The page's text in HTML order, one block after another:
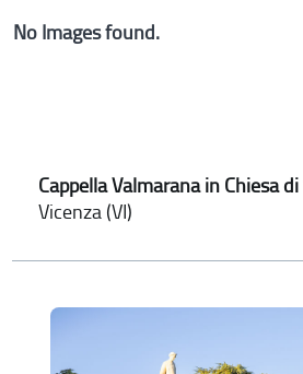
No Images found.
Cappella Valmarana in Chiesa
Vicenza (VI)